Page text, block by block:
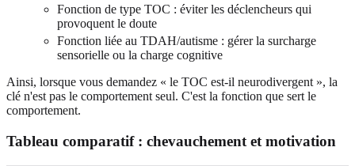
Fonction de type TOC : éviter les déclencheurs qui
provoquent le doute
Fonction liée au TDAH/autisme : gérer la surcharge
sensorielle ou la charge cognitive
Ainsi, lorsque vous demandez « le TOC est-il neurodivergent », la
clé n'est pas le comportement seul. C'est la fonction que sert le
comportement.
Tableau comparatif : chevauchement et motivation